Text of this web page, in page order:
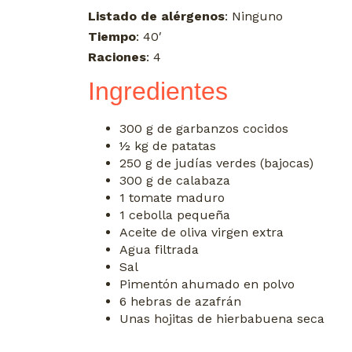
Listado de alérgenos: Ninguno
Tiempo: 40′
Raciones: 4
Ingredientes
300 g de garbanzos cocidos
½ kg de patatas
250 g de judías verdes (bajocas)
300 g de calabaza
1 tomate maduro
1 cebolla pequeña
Aceite de oliva virgen extra
Agua filtrada
Sal
Pimentón ahumado en polvo
6 hebras de azafrán
Unas hojitas de hierbabuena seca